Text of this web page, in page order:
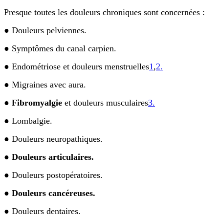
Presque toutes les douleurs chroniques sont concernées :
● Douleurs pelviennes.
● Symptômes du canal carpien.
● Endométriose et douleurs menstruelles1,2.
● Migraines avec aura.
● Fibromyalgie et douleurs musculaires3.
● Lombalgie.
● Douleurs neuropathiques.
● Douleurs articulaires.
● Douleurs postopératoires.
● Douleurs cancéreuses.
● Douleurs dentaires.